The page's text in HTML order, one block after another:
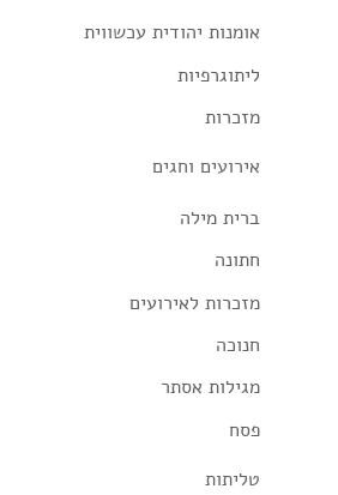
אומנות יהודית עכשווית
ליתוגרפיות
מזכרות
אירועים וחגים
ברית מילה
חתונה
מזכרות לאירועים
חנוכה
מגילות אסתר
פסח
טליתות